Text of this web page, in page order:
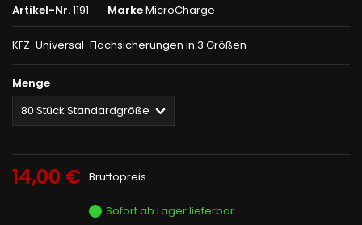
Artikel-Nr.1191 MarkeMicroCharge
KFZ-Universal-Flachsicherungen in 3 Größen
Menge
14,00 € Bruttopreis
Sofort ab Lager lieferbar